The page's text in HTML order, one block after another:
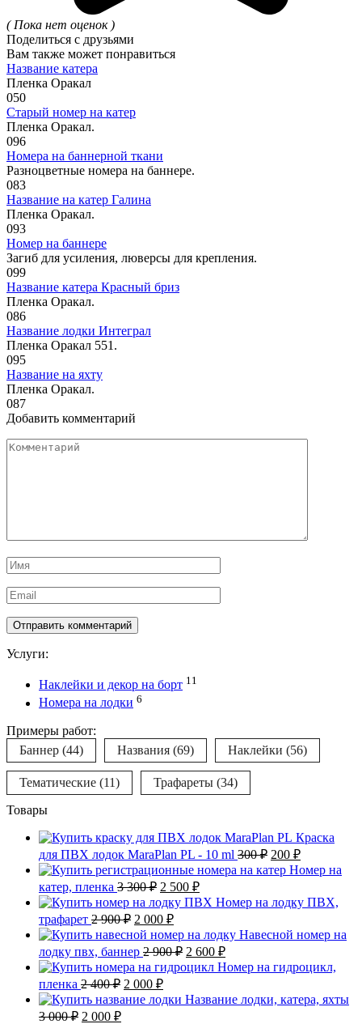
( Пока нет оценок )
Поделиться с друзьями
Вам также может понравиться
Название катера
Пленка Оракал
050
Старый номер на катер
Пленка Оракал.
096
Номера на баннерной ткани
Разноцветные номера на баннере.
083
Название на катер Галина
Пленка Оракал.
093
Номер на баннере
Загиб для усиления, люверсы для крепления.
099
Название катера Красный бриз
Пленка Оракал.
086
Название лодки Интеграл
Пленка Оракал 551.
095
Название на яхту
Пленка Оракал.
087
Добавить комментарий
Комментарий
Имя
*
Email
*
Услуги:
Наклейки и декор на борт 11
Номера на лодки 6
Примеры работ:
Баннер (44) Названия (69) Наклейки (56)
Тематические (11) Трафареты (34)
Товары
Краска
для ПВХ лодок MaraPlan PL - 10 ml 300₽ Первоначальная
цена
составляла
300 ₽.
200 ₽Текущая
цена:
Номер на
катер, пленка 3 300₽ Первоначальная
цена
составляла
3
300 ₽.
2 500 ₽Текущая
цена:
2
500 ₽.
Номер на лодку ПВХ,
трафарет 2 900₽ Первоначальная
цена
составляла
2
900 ₽.
2 000 ₽Текущая
цена:
2
000 ₽.
Навесной номер на
лодку пвх, баннер 2 900₽ Первоначальная
цена
составляла
2
900 ₽.
2 600 ₽Текущая
цена:
2
600 ₽.
Номер на гидроцикл,
пленка 2 400₽ Первоначальная
цена
составляла
2 000 ₽Текущая
цена:
2
Название лодки, катера, яхты
3 000₽ Первоначальная
2 000 ₽Текущая